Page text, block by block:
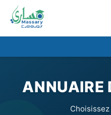
contenu
ANNUAIRE